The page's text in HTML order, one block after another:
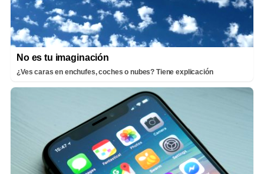
No es tu imaginación
¿Ves caras en enchufes, coches o nubes? Tiene explicación